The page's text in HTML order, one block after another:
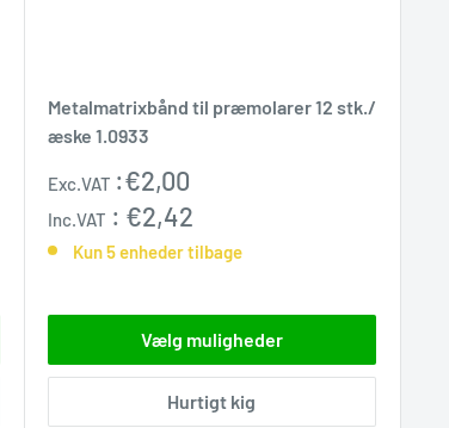
Metalmatrixbånd til præmolarer 12 stk./
æske 1.0933
Udsalgspris
Exc.VAT :€2,00
Inc.VAT : €2,42
Kun 5 enheder tilbage
Vælg muligheder
Hurtigt kig